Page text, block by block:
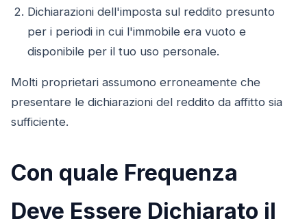
Dichiarazioni dell'imposta sul reddito presunto
per i periodi in cui l'immobile era vuoto e
disponibile per il tuo uso personale.
Molti proprietari assumono erroneamente che
presentare le dichiarazioni del reddito da affitto sia
sufficiente.
Con quale Frequenza
Deve Essere Dichiarato il